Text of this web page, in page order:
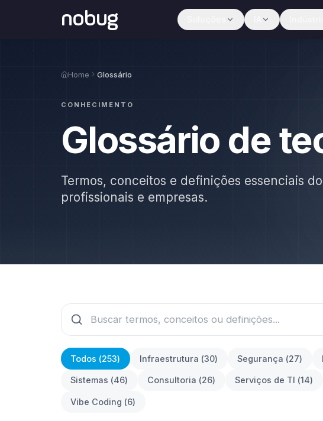
nobug
Home Glossário
CONHECIMENTO
Glossário de
Termos, conceitos e definições essenciais
profissionais e empresas.
Todos (253) Infraestrutura (30) Segurança (27)
Sistemas (46) Consultoria (26) Serviços de TI (14)
Vibe Coding (6)